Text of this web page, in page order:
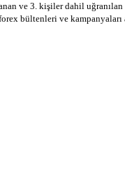
ve 3. kişiler dahil
bültenleri ve kampanyaları